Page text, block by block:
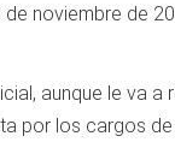
noviembre de
aunque le va
por los cargos